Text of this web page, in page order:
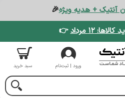
آنتیک + هدیه ویژه🎉
۱۲ مرداد 👉
ورود | ثبت‌نام سبد خرید